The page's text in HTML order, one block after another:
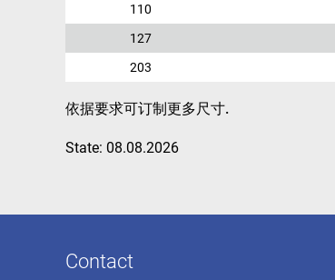
110
127
203
依据要求可订制更多尺寸.
State: 08.08.2026
Contact